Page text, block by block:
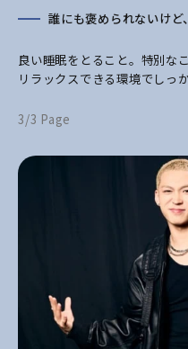
誰にも褒められないけど
良い睡眠をとること。特別な
リラックスできる環境でしっ
3/3 Page